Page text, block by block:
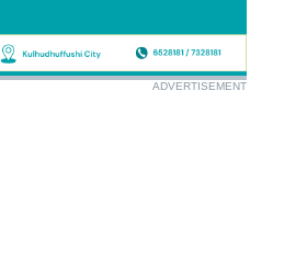
ADVERTISEMENT